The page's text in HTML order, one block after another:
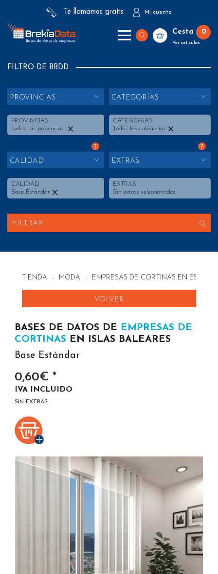
Te llamamos gratis Mi cuenta
Cesta 0
Ver artículos
FILTRO DE BBDD
PROVINCIAS
PROVINCIAS
Todas las provincias
CATEGORÍAS
CATEGORÍAS
Todas las categorías
?
CALIDAD
CALIDAD
Base Estándar
?
EXTRAS
EXTRAS
Sin extras seleccionados
FILTRAR
TIENDA - MODA - EMPRESAS DE CORTINAS EN ESPAÑA
VOLVER
BASES DE DATOS DE EMPRESAS DE
CORTINAS EN ISLAS BALEARES
Base Estándar
0,60€ *
IVA INCLUIDO
SIN EXTRAS